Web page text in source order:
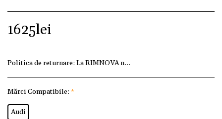
1625lei
Politica de returnare: La RIMNOVA ne dorim ca fiecare
Mărci Compatibile: *
Audi